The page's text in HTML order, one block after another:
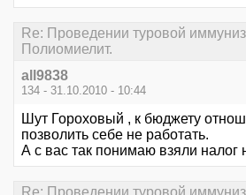
Re: Проведении туровой
Полиомиелит.
all9838
134 - 31.10.2010 - 10:44
Шут Гороховый , к бюджету
позволить себе не работать.
А с вас так понимаю взяли налог
Re: Проведении туровой